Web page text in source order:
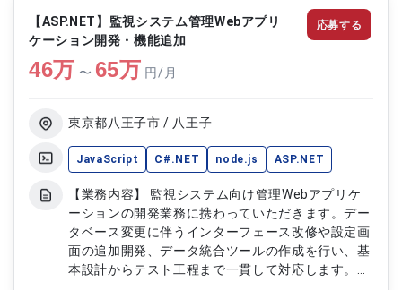
スト実施 ・PDMパッケージ連携部分のテストサポ
ート ・テスト結果の報告およびまとめ ・必要に応
じたプログラム修正対応
【ASP.NET】監視システム管理Webアプリ
ケーション開発・機能追加
46万 〜 65万 円/月
東京都八王子市 / 八王子
JavaScript C#.NET node.js ASP.NET
【業務内容】 監視システム向け管理Webアプリケ
ーションの開発業務に携わっていただきます。デー
タベース変更に伴うインターフェース改修や設定画
面の追加開発、データ統合ツールの作成を行い、基
本設計からテスト工程まで一貫して対応します。
応募する